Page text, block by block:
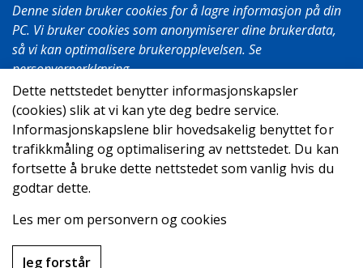
Denne siden bruker cookies for å lagre informasjon på din
PC. Vi bruker cookies som anonymiserer dine brukerdata,
så vi kan optimalisere brukeropplevelsen. Se
personvernerklæring.
© 2026
Utviklet av Upday.no
Dette nettstedet benytter informasjonskapsler
(cookies) slik at vi kan yte deg bedre service.
Informasjonskapslene blir hovedsakelig benyttet for
trafikkmåling og optimalisering av nettstedet. Du kan
fortsette å bruke dette nettstedet som vanlig hvis du
godtar dette.
Les mer om personvern og cookies
Jeg forstår